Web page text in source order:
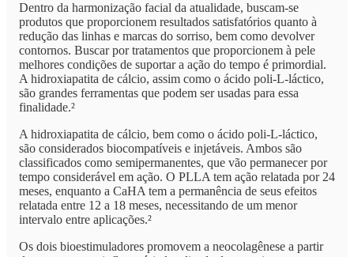
Dentro da harmonização facial da atualidade, buscam-se
produtos que proporcionem resultados satisfatórios quanto à
redução das linhas e marcas do sorriso, bem como devolver
contornos. Buscar por tratamentos que proporcionem à pele
melhores condições de suportar a ação do tempo é primordial.
A hidroxiapatita de cálcio, assim como o ácido poli-L-láctico,
são grandes ferramentas que podem ser usadas para essa
finalidade.²
A hidroxiapatita de cálcio, bem como o ácido poli-L-láctico,
são considerados biocompatíveis e injetáveis. Ambos são
classificados como semipermanentes, que vão permanecer por
tempo considerável em ação. O PLLA tem ação relatada por 24
meses, enquanto a CaHA tem a permanência de seus efeitos
relatada entre 12 a 18 meses, necessitando de um menor
intervalo entre aplicações.²
Os dois bioestimuladores promovem a neocolagênese a partir